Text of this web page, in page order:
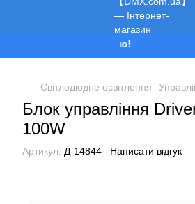
Світлодіодне освітлення
Блок управління
100W
Артикул: Д-14844 Написати відгук